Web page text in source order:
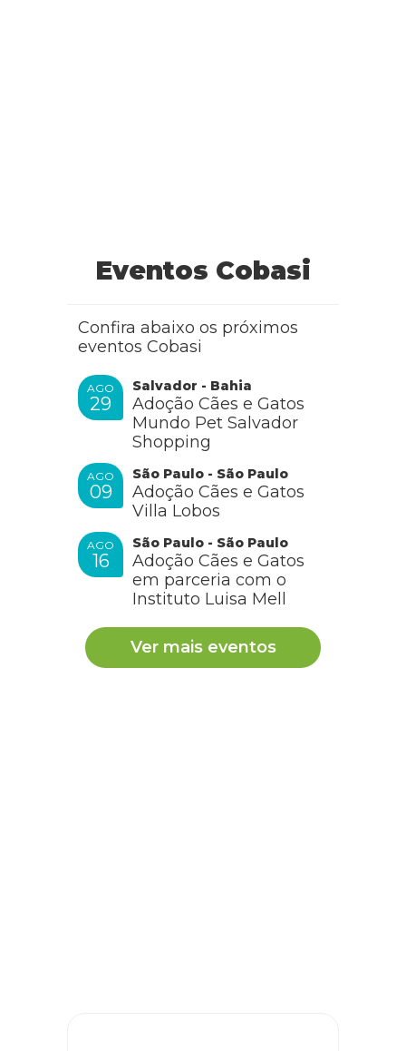
Eventos Cobasi
Confira abaixo os próximos
eventos Cobasi
AGO
29
Salvador - Bahia
Adoção Cães e Gatos
Mundo Pet Salvador
Shopping
AGO
09
São Paulo - São Paulo
Adoção Cães e Gatos
Villa Lobos
AGO
16
São Paulo - São Paulo
Adoção Cães e Gatos
em parceria com o
Instituto Luisa Mell
Ver mais eventos